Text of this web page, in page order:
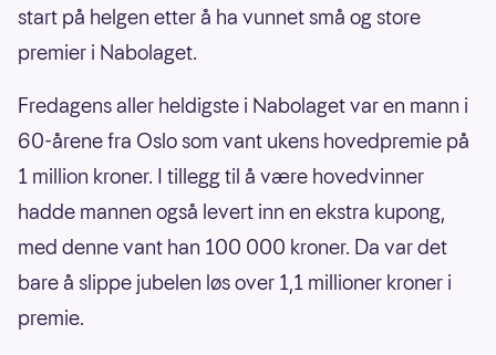
start på helgen etter å ha vunnet små og store
premier i Nabolaget.
Fredagens aller heldigste i Nabolaget var en mann i
60-årene fra Oslo som vant ukens hovedpremie på
1 million kroner. I tillegg til å være hovedvinner
hadde mannen også levert inn en ekstra kupong,
med denne vant han 100 000 kroner. Da var det
bare å slippe jubelen løs over 1,1 millioner kroner i
premie.